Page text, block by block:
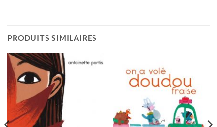
PRODUITS SIMILAIRES